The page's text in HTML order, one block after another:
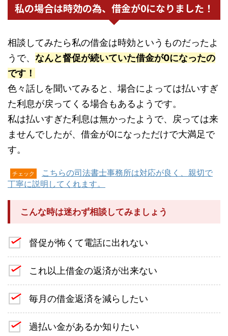
私の場合は時効の為、借金が0になりました！
相談してみたら私の借金は時効というものだったよ
うで、 なんと督促が続いていた借金が0になったの
です！
色々話しを聞いてみると、場合によっては払いすぎ
た利息が戻ってくる場合もあるようです。
私は払いすぎた利息は無かったようで、戻っては来
ませんでしたが、借金が0になっただけで大満足で
す。
チェック
こちらの司法書士事務所は対応が良く、親切で
丁寧に説明してくれます。
こんな時は迷わず相談してみましょう
督促が怖くて電話に出れない
これ以上借金の返済が出来ない
毎月の借金返済を減らしたい
過払い金があるか知りたい